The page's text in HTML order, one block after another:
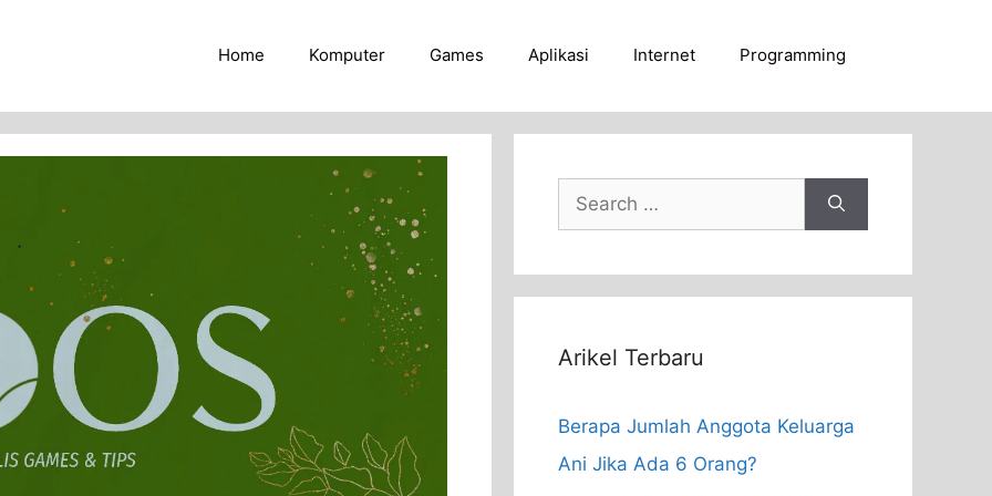
Home Komputer Games Aplikasi Internet Programming
Search
for:
Arikel Terbaru
Berapa Jumlah Anggota Keluarga
Ani Jika Ada 6 Orang?